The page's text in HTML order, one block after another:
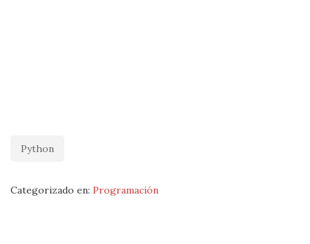
Python
Categorizado en: Programación